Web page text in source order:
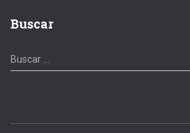
Buscar
B
u
Buscar …